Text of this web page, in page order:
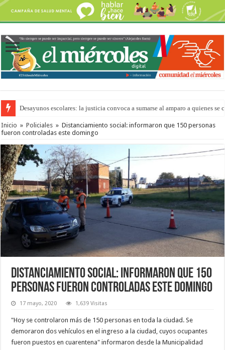
Desayunos escolares: la justicia convoca a sumarse al amparo a quienes se
Inicio » Policiales » Distanciamiento social: informaron que 150 personas
fueron controladas este domingo
Distanciamiento social: informaron que 150
personas fueron controladas este domingo
17 mayo, 2020 1,639 Visitas
"Hoy se controlaron más de 150 personas en toda la ciudad. Se
demoraron dos vehículos en el ingreso a la ciudad, cuyos ocupantes
fueron puestos en cuarentena" informaron desde la Municipalidad